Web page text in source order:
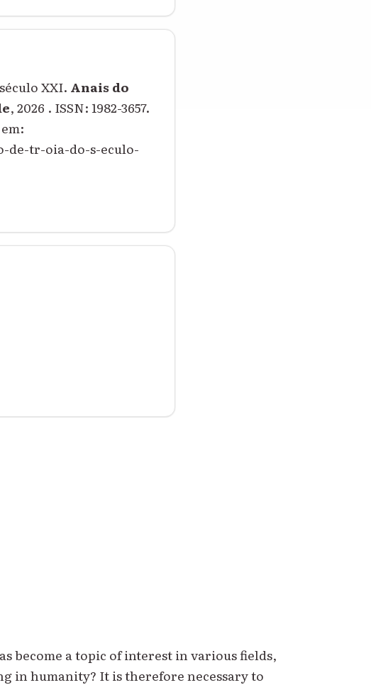
XXI. Anais do
, 2026 . ISSN: 1982-3657.
de-tr-oia-do-s-eculo-
become a topic of interest in various fields,
in humanity? It is therefore necessary to